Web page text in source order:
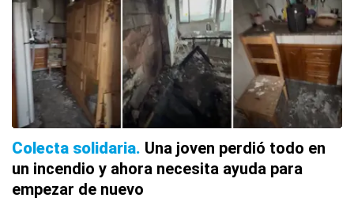
Colecta solidaria Una joven perdió todo en
un incendio y ahora necesita ayuda para
empezar de nuevo